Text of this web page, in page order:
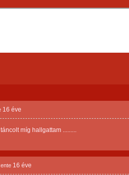
16 éve
míg hallgattam .........
16 éve